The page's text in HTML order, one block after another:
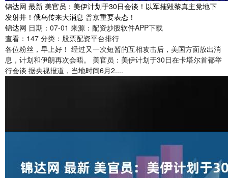
锦达网 最新 美官员：美伊计划于30日会谈！以军摧毁黎真主党地下
发射井！俄乌传来大消息 普京重要表态！
锦达网 日期：07-01 来源：配资炒股软件APP下载
查看： 147 分类： 股票配资平台排行
各位粉丝，早上好！ 经过又一次短暂的互相攻击后，美国方面放出消
息，计划和伊朗再次会晤。 美官员：美伊计划于30日在卡塔尔首都举
行会谈 据央视报道，当地时间6月2....